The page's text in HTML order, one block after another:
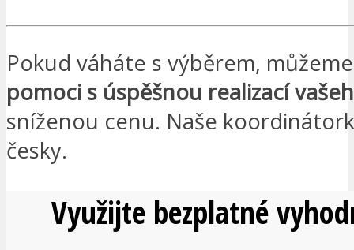
Pokud váháte s výběrem,
pomoci s úspěšnou realizací
sníženou cenu. Naše
česky.
Využijte bezplatné